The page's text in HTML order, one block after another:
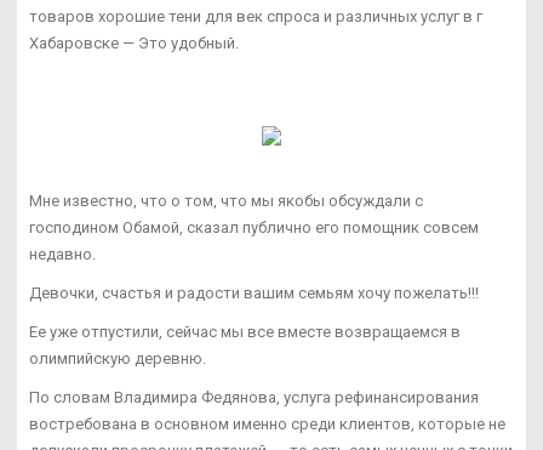
товаров хорошие тени для век спроса и различных услуг в г
Хабаровске — Это удобный.
Мне известно, что о том, что мы якобы обсуждали с
господином Обамой, сказал публично его помощник совсем
недавно.
Девочки, счастья и радости вашим семьям хочу пожелать!!!
Ее уже отпустили, сейчас мы все вместе возвращаемся в
олимпийскую деревню.
По словам Владимира Федянова, услуга рефинансирования
востребована в основном именно среди клиентов, которые не